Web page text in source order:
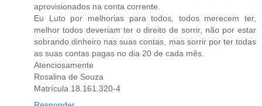
aprovisionados na conta corrente.
Eu Luto por melhorias para todos, todos merecem ter,
melhor todos deveriam ter o direito de sorrir, não por estar
sobrando dinheiro nas suas contas, mas sorrir por ter todas
as suas contas pagas no dia 20 de cada mês.
Atenciosamente
Rosalina de Souza
Matrícula 18.161.320-4